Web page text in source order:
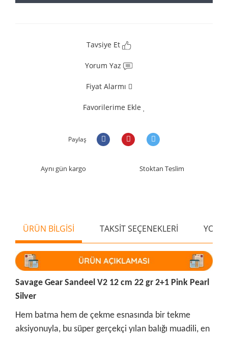
Tavsiye Et
Yorum Yaz
Fiyat Alarmı
Favorilerime Ekle
Paylaş
Aynı gün kargo Stoktan Teslim
ÜRÜN BİLGİSİ TAKSİT SEÇENEKLERİ
Savage Gear Sandeel V2 12 cm 22 gr 2+1 Pink Pearl
Silver
Hem batma hem de çekme esnasında bir tekme
aksiyonuyla, bu süper gerçekçi yılan balığı muadili, en